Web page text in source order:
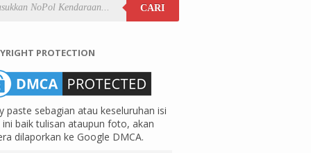
CARI
PROTECTION
paste sebagian atau keseluruhan isi
ini baik tulisan ataupun foto, akan
dilaporkan ke Google DMCA.